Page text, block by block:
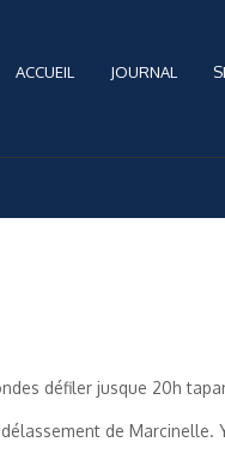
ACCUEIL JOURNAL
défiler jusque 20h
de Marcinelle.